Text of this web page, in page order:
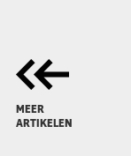
MEER
ARTIKELEN